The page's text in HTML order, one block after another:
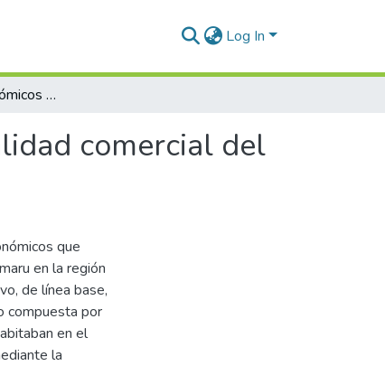
Log In
Factores socioeconómicos que influyen en la informalidad comercial del Mercado Túpac Amaru del Distrito de Juliaca 2023
comercial del
que
en la región
de línea base,
compuesta por
en el
la